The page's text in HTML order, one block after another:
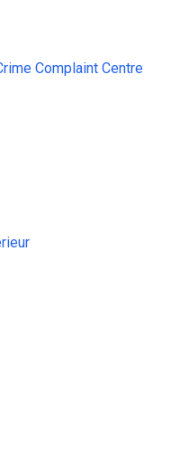
Complaint Centre